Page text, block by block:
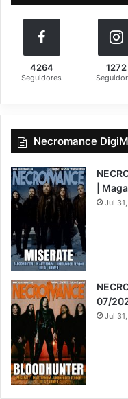
User
4264
Seguidores
1272
Necromance
|
Jul
07/
Jul